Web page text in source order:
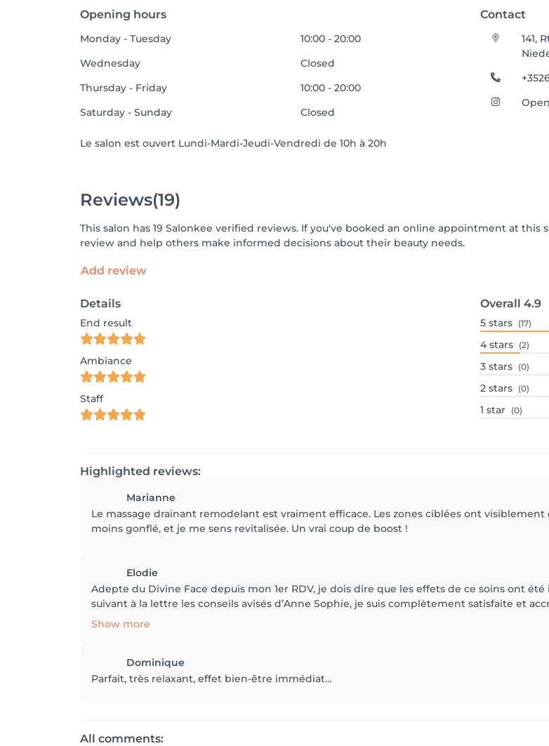
Opening hours Contact
Monday - Tuesday
10:00 - 20:00
Wednesday
Closed
Thursday - Friday
10:00 - 20:00
Saturday - Sunday
Closed
Le salon est ouvert Lundi-Mardi-Jeudi-Vendredi de 10h à 20h
141,
Reviews(19)
This salon has 19 Salonkee verified reviews. If you've booked an online appointment at
review and help others make informed decisions about their beauty needs.
Add review
Details
End result
Ambiance
Staff
Overall 4.9
5 stars (17)
4 stars (2)
3 stars (0)
2 stars (0)
1 star (0)
Highlighted reviews:
Marianne
Le massage drainant remodelant est vraiment efficace. Les zones ciblées ont
moins gonflé, et je me sens revitalisée. Un vrai coup de boost !
Elodie
Adepte du Divine Face depuis mon 1er RDV, je dois dire que les effets de ce soins ont
suivant à la lettre les conseils avisés d’Anne Sophie, je suis complètement satisfaite et
Show more
Dominique
Parfait, très relaxant, effet bien-être immédiat…
All comments: